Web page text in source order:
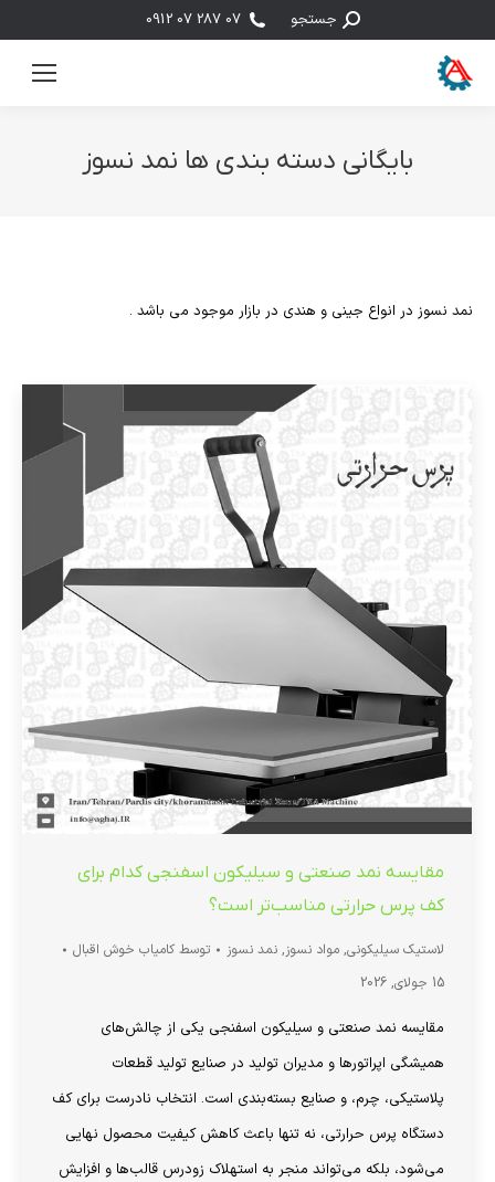
جستجو:جستجو 07 287 07 0912
بایگانی دسته بندی ها نمد نسوز
نمد نسوز در انواع جینی و هندی در بازار موجود می باشد .
مقایسه نمد صنعتی و سیلیکون اسفنجی کدام برای
کف پرس حرارتی مناسب‌تر است؟
لاستیک سیلیکونی, مواد نسوز, نمد نسوز توسط کامیاب خوش اقبال
15 جولای, 2026
مقایسه نمد صنعتی و سیلیکون اسفنجی یکی از چالش‌های
همیشگی اپراتورها و مدیران تولید در صنایع تولید قطعات
پلاستیکی، چرم، و صنایع بسته‌بندی است. انتخاب نادرست برای کف
دستگاه پرس حرارتی، نه تنها باعث کاهش کیفیت محصول نهایی
می‌شود، بلکه می‌تواند منجر به استهلاک زودرس قالب‌ها و افزایش